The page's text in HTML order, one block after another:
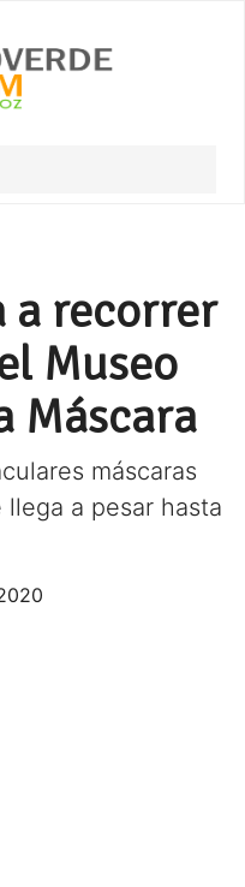
a recorrer
Museo
Máscara
máscaras
a pesar hasta